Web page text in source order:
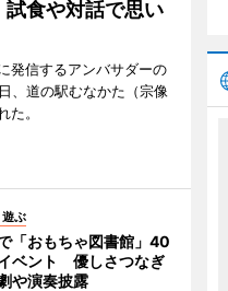
食や対話で思い
発信するアンバサダーの
、道の駅むなかた（宗像
た。
遊ぶ
「おもちゃ図書館」40
ベント 優しさつなぎ
や演奏披露